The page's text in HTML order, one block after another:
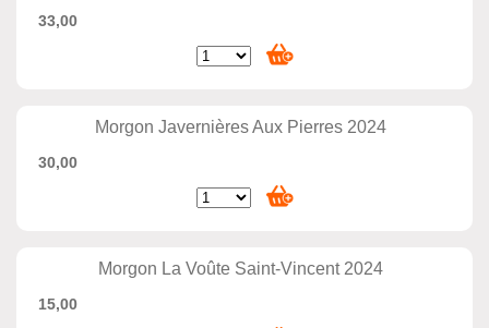
33,00
Morgon Javernières Aux Pierres 2024
30,00
Morgon La Voûte Saint-Vincent 2024
15,00